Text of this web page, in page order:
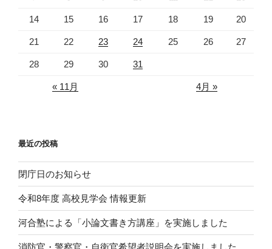
14 15 16 17 18 19 20
21 22 23 24 25 26 27
28 29 30 31
« 11月 4月 »
最近の投稿
閉庁日のお知らせ
令和8年度 高校見学会 情報更新
河合塾による「小論文書き方講座」を実施しました
消防官・警察官・自衛官希望者説明会を実施しました